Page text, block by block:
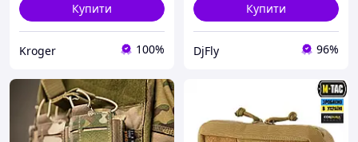
Купити
Kroger 100%
Купити
DjFly 96%